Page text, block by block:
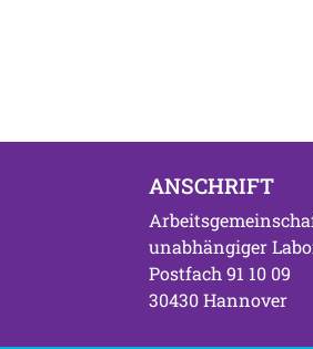
ANSCHRIFT
unabhängiger
Postfach 91 10 09
30430 Hannover